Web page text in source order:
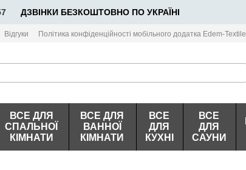
⠀⠀ДЗВІНКИ БЕЗКОШТОВНО ПО УКРАЇНІ
Відгуки Політика конфіденційності мобільного додатка Edem-Textile
ВСЕ ДЛЯ
СПАЛЬНОЇ
КІМНАТИ
ВСЕ ДЛЯ
ВАННОЇ
КІМНАТИ
ВСЕ
ДЛЯ
КУХНІ
ВСЕ
ДЛЯ
САУНИ